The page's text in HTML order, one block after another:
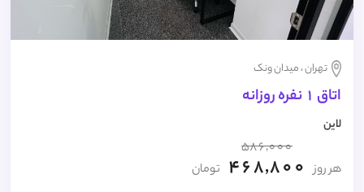
تهران ، میدان ونک
اتاق 1 نفره روزانه
لاین
هر روز
586,000
468,800 تومان